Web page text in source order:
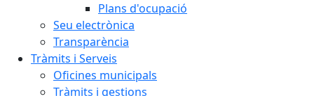
Plans d'ocupació
Seu electrònica
Transparència
Tràmits i Serveis
Oficines municipals
Tràmits i gestions